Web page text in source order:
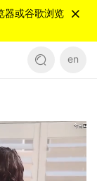
器或谷歌浏览
en